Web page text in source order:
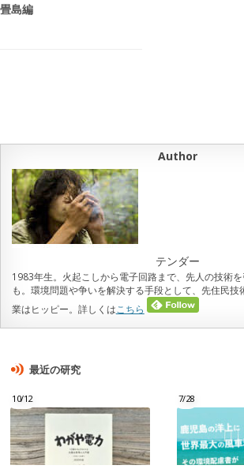
畳島編
Author
テンダー
1983年生。火起こしから電子回路まで、先人の技術
も。環境問題や争いを解決する手段として、先住民技
業はヒッピー。詳しくは こちら
最近の研究
10/12 7/28